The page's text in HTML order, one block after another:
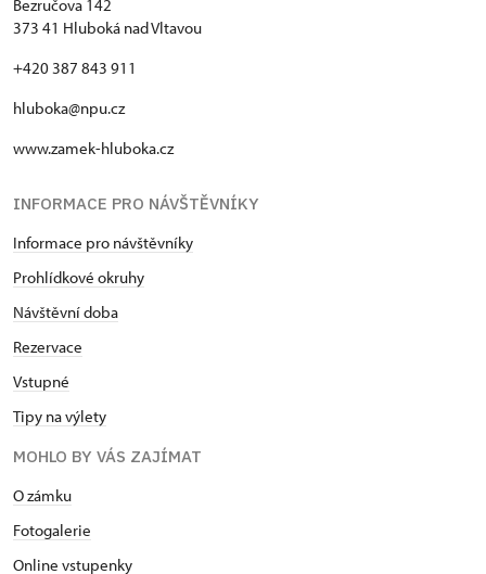
Bezručova 142
373 41 Hluboká nad Vltavou
+420 387 843 911
hluboka@npu.cz
www.zamek-hluboka.cz
INFORMACE PRO NÁVŠTĚVNÍKY
Informace pro návštěvníky
Prohlídkové okruhy
Návštěvní doba
Rezervace
Vstupné
Tipy na výlety
MOHLO BY VÁS ZAJÍMAT
O zámku
Fotogalerie
Online vstupenky